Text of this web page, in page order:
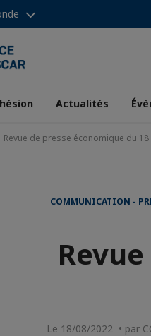
Actualités
Revue de presse économique du
COMMUNICATION -
Le 18/08/2022 • par